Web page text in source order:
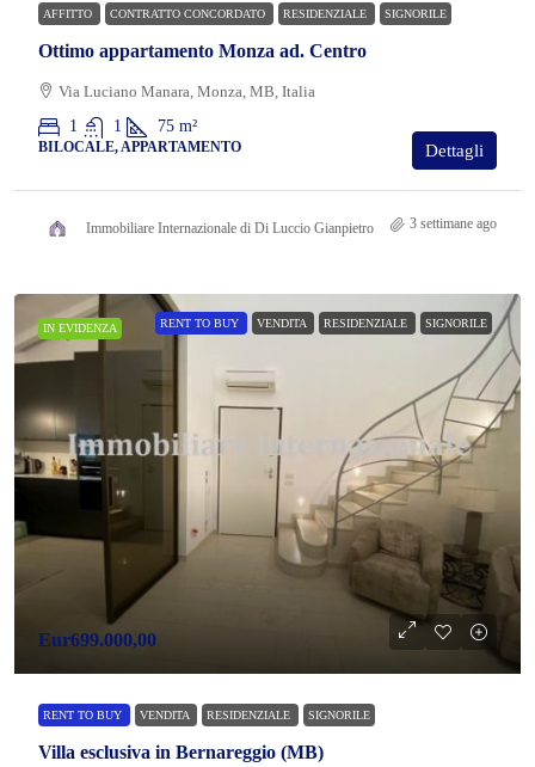
AFFITTO CONTRATTO CONCORDATO RESIDENZIALE SIGNORILE
Ottimo appartamento Monza ad. Centro
Via Luciano Manara, Monza, MB, Italia
1
1 75 m²
BILOCALE, APPARTAMENTO Dettagli
Immobiliare Internazionale di Di Luccio Gianpietro 3 settimane ago
IN EVIDENZA RENT TO BUY VENDITA RESIDENZIALE SIGNORILE
Eur699.000,00
RENT TO BUY VENDITA RESIDENZIALE SIGNORILE
Villa esclusiva in Bernareggio (MB)